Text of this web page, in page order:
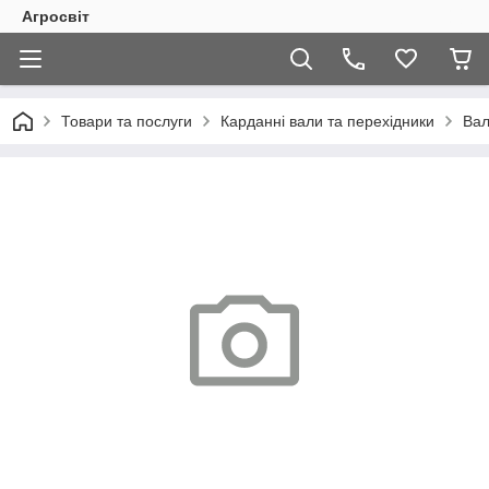
Агросвіт
Товари та послуги Карданні вали та перехідники